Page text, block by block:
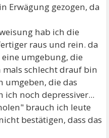
Erwägung gezogen, da
hab ich die
raus und rein. da
umgebung, die
schlecht drauf bin
umgeben, die das
ich noch depressiver...
brauch ich leute
bestätigen, dass das